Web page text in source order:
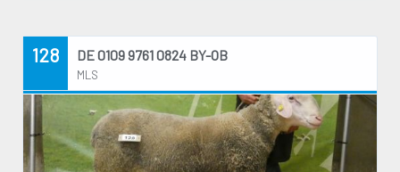
128 DE 0109 9761 0824 BY-OB
MLS